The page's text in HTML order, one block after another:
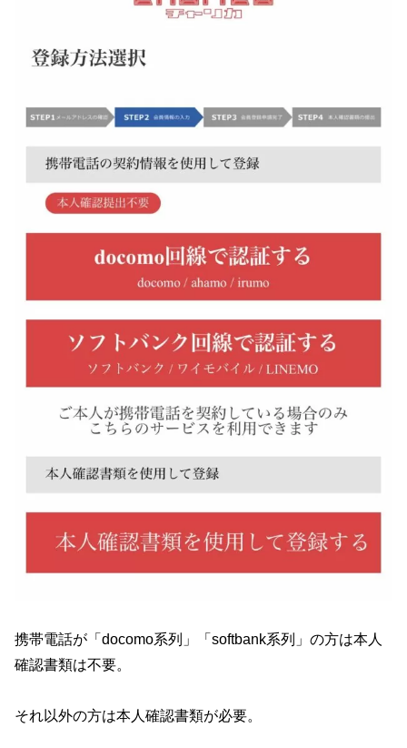
携帯電話が「docomo系列」「softbank系列」の方は本人
確認書類は不要。
それ以外の方は本人確認書類が必要。